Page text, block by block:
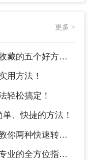
至是工作常用的
更多 >
的五个好方法！
用方法！
轻松搞定！
、快捷的方法！
快速转换的方法！
的全方位指南！